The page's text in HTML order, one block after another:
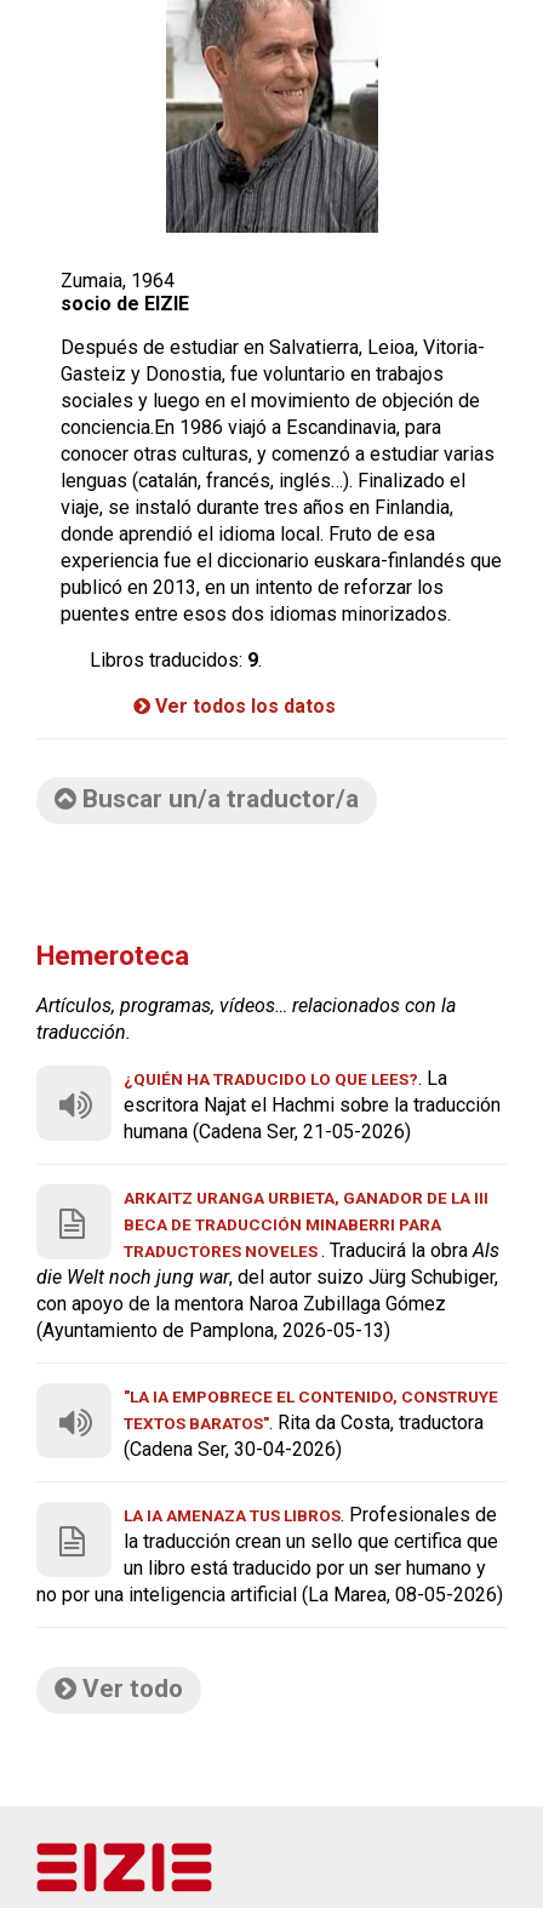
Zumaia, 1964
socio de EIZIE
Después de estudiar en Salvatierra, Leioa, Vitoria-
Gasteiz y Donostia, fue voluntario en trabajos
sociales y luego en el movimiento de objeción de
conciencia.En 1986 viajó a Escandinavia, para
conocer otras culturas, y comenzó a estudiar varias
lenguas (catalán, francés, inglés…). Finalizado el
viaje, se instaló durante tres años en Finlandia,
donde aprendió el idioma local. Fruto de esa
experiencia fue el diccionario euskara-finlandés que
publicó en 2013, en un intento de reforzar los
puentes entre esos dos idiomas minorizados.
Libros traducidos: 9.
Ver todos los datos
Buscar un/a traductor/a
Hemeroteca
Artículos, programas, vídeos… relacionados con la
traducción.
¿QUIÉN HA TRADUCIDO LO QUE LEES?. La
escritora Najat el Hachmi sobre la traducción
humana (Cadena Ser, 21-05-2026)
ARKAITZ URANGA URBIETA, GANADOR DE LA III
BECA DE TRADUCCIÓN MINABERRI PARA
TRADUCTORES NOVELES. Traducirá la obraAls
die Welt noch jung war, del autor suizo Jürg Schubiger,
con apoyo de la mentora Naroa Zubillaga Gómez
(Ayuntamiento de Pamplona, 2026-05-13)
"LA IA EMPOBRECE EL CONTENIDO, CONSTRUYE
TEXTOS BARATOS". Rita da Costa, traductora
(Cadena Ser, 30-04-2026)
LA IA AMENAZA TUS LIBROS. Profesionales de
la traducción crean un sello que certifica que
un libro está traducido por un ser humano y
no por una inteligencia artificial (La Marea, 08-05-2026)
Ver todo